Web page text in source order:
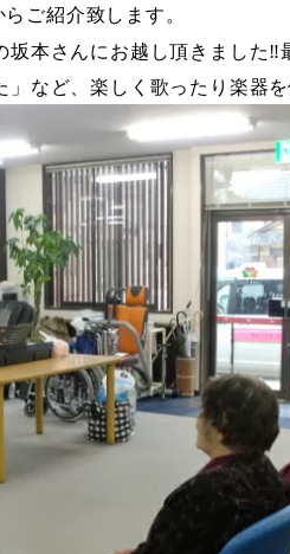
らご紹介致します。
本さんにお越し頂きました
など、楽しく歌ったり楽器